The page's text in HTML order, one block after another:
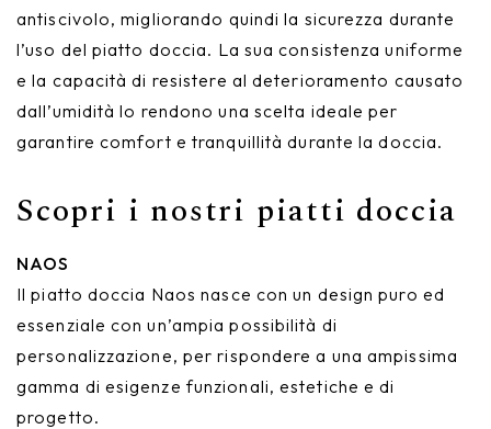
antiscivolo, migliorando quindi la sicurezza durante
l’uso del piatto doccia. La sua consistenza uniforme
e la capacità di resistere al deterioramento causato
dall’umidità lo rendono una scelta ideale per
garantire comfort e tranquillità durante la doccia.
Scopri i nostri piatti doccia
NAOS
Il piatto doccia Naos nasce con un design puro ed
essenziale con un’ampia possibilità di
personalizzazione, per rispondere a una ampissima
gamma di esigenze funzionali, estetiche e di
progetto.